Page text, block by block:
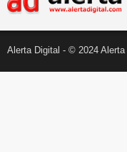
Alerta Digital - © 2024